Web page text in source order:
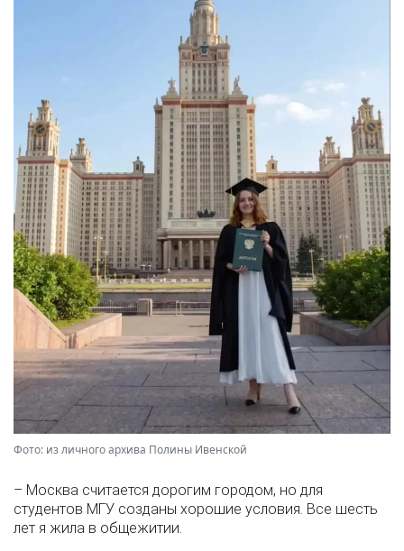
Фото: из личного архива Полины Ивенской
– Москва считается дорогим городом, но для
студентов МГУ созданы хорошие условия. Все шесть
лет я жила в общежитии.